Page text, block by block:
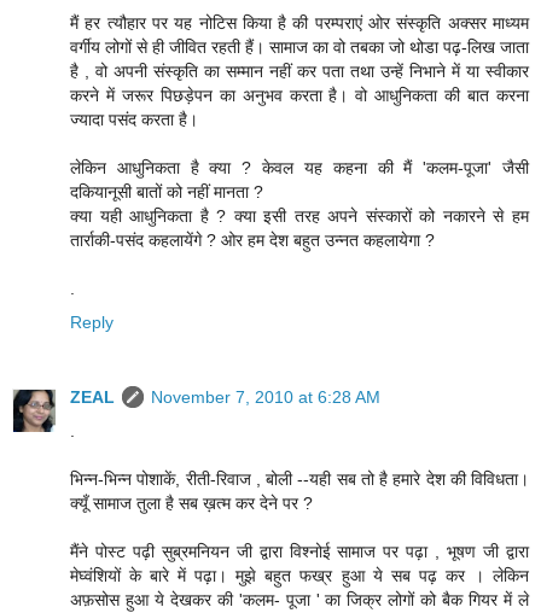
मैं हर त्यौहार पर यह नोटिस किया है की परम्पराएं ओर संस्कृति अक्सर माध्यम
वर्गीय लोगों से ही जीवित रहती हैं। सामाज का वो तबका जो थोडा पढ़-लिख जाता
है , वो अपनी संस्कृति का सम्मान नहीं कर पता तथा उन्हें निभाने में या स्वीकार
करने में जरूर पिछड़ेपन का अनुभव करता है। वो आधुनिकता की बात करना
ज्यादा पसंद करता है।
लेकिन आधुनिकता है क्या ? केवल यह कहना की मैं 'कलम-पूजा' जैसी
दकियानूसी बातों को नहीं मानता ?
क्या यही आधुनिकता है ? क्या इसी तरह अपने संस्कारों को नकारने से हम
तार्राकी-पसंद कहलायेंगे ? ओर हम देश बहुत उन्नत कहलायेगा ?
.
Reply
ZEAL
November 7, 2010 at 6:28 AM
.
भिन्न-भिन्न पोशाकें, रीती-रिवाज , बोली --यही सब तो है हमारे देश की विविधता।
क्यूँ सामाज तुला है सब ख़त्म कर देने पर ?
मैंने पोस्ट पढ़ी सुब्रमनियन जी द्वारा विश्नोई सामाज पर पढ़ा , भूषण जी द्वारा
मेघ्वंशियों के बारे में पढ़ा। मुझे बहुत फख्र हुआ ये सब पढ़ कर । लेकिन
अफ़सोस हुआ ये देखकर की 'कलम- पूजा ' का जिक्र लोगों को बैक गियर में ले